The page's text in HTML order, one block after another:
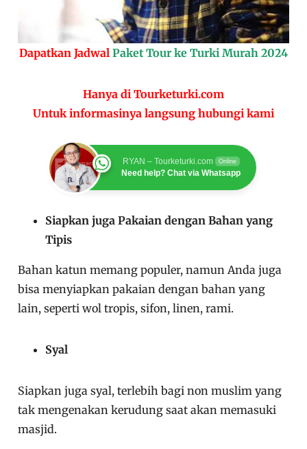
Dapatkan Jadwal Paket Tour ke Turki Murah 2024
Hanya di Tourketurki.com
Untuk informasinya langsung hubungi kami
RYAN – Tourketurki.com Online
Need help? Chat via Whatsapp
Siapkan juga Pakaian dengan Bahan yang
Tipis
Bahan katun memang populer, namun Anda juga
bisa menyiapkan pakaian dengan bahan yang
lain, seperti wol tropis, sifon, linen, rami.
Syal
Siapkan juga syal, terlebih bagi non muslim yang
tak mengenakan kerudung saat akan memasuki
masjid.